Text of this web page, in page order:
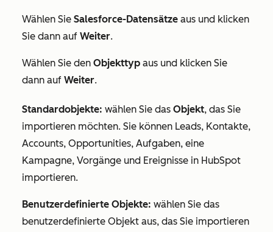
Wählen Sie Salesforce-Datensätze aus und klicken
Sie dann auf Weiter.
Wählen Sie den Objekttyp aus und klicken Sie
dann auf Weiter.
Standardobjekte: wählen Sie das Objekt, das Sie
importieren möchten. Sie können Leads, Kontakte,
Accounts, Opportunities, Aufgaben, eine
Kampagne, Vorgänge und Ereignisse in HubSpot
importieren.
Benutzerdefinierte Objekte: wählen Sie das
benutzerdefinierte Objekt aus, das Sie importieren